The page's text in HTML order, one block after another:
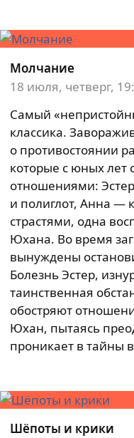
Молчание
18 июля, четверг,
Самый
классика.
о противостоянии
которые с юных лет
отношениями:
и полиглот, Анна —
страстями, одна
Юхана. Во время
вынуждены
Болезнь Эстер,
таинственная
обостряют
Юхан, пытаясь
проникает в тайны
Шёпоты и крики